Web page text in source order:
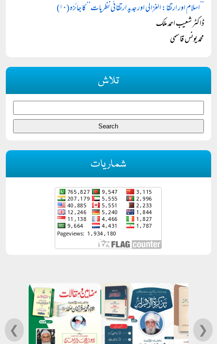
’’اسلام اور ارتقا: الغزالی اور جدید ارتقائی نظریات‘‘ کا جائزہ (۱۰)
ڈاکٹر شعیب احمد ملک
محمد یونس قاسمی
تلاش
شماریات
❮ ❯